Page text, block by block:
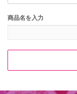
商品名を入力